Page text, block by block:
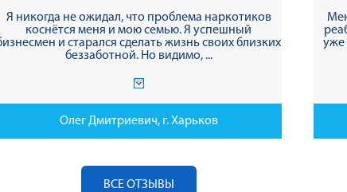
Я никогда не ожидал, что проблема наркотиков
коснётся меня и мою семью. Я успешный
и старался сделать жизнь своих близких
беззаботной. Но видимо, ...
Олег Дмитриевич, г. Харьков
уже
ВСЕ ОТЗЫВЫ